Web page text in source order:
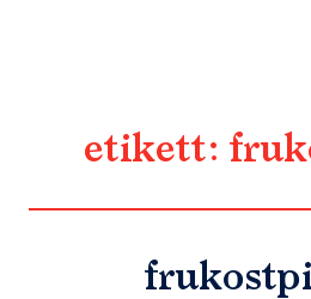
etikett: